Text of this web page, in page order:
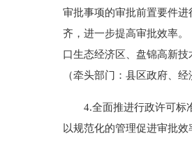
审批事项的审批前置要件
齐，进一步提高审批效率
口生态经济区、盘锦高新
（牵头部门：县区政府、
4.全面推进行政许可标准
以规范化的管理促进审批